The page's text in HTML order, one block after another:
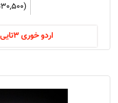
(30,500تومان)
اردو خوری 3تایی نهال دسته دار